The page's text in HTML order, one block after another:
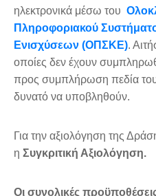
ηλεκτρονικά μέσω του
Πληροφοριακού
Ενισχύσεων (ΟΠΣΚΕ).
οποίες δεν έχουν
προς συμπλήρωση πεδία
δυνατό να υποβληθούν.
Για την αξιολόγηση της
η Συγκριτική Αξιολόγηση.
Οι συνολικές